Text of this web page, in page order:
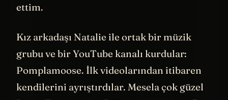
olmalı. Ve işte bu problem onu nihayet
Bir gün mutfak masasına oturup 14 sayfa
çizim yapmış. Bugün “Patreon” olarak
bildiğimiz platformun ilk versiyonuymuş